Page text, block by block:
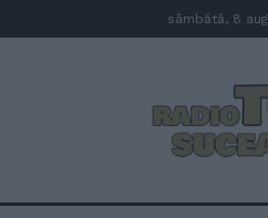
sâmbătă, 8